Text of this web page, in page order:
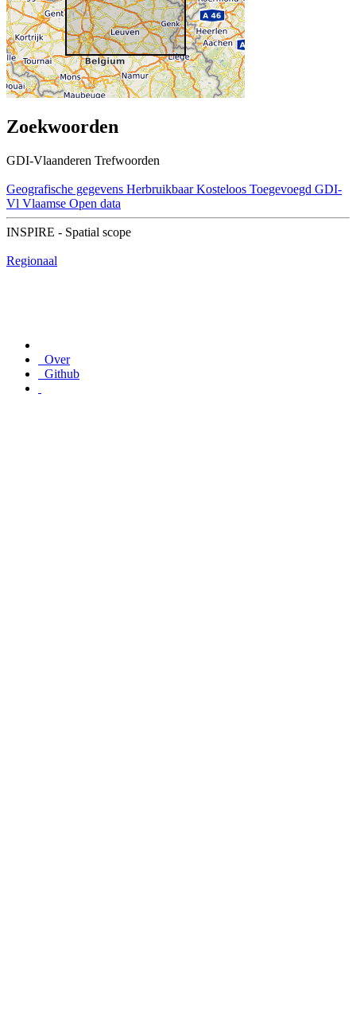
Zoekwoorden
GDI-Vlaanderen Trefwoorden
Geografische gegevens Herbruikbaar Kosteloos Toegevoegd GDI-
Vl Vlaamse Open data
INSPIRE - Spatial scope
Regionaal
Over
Github